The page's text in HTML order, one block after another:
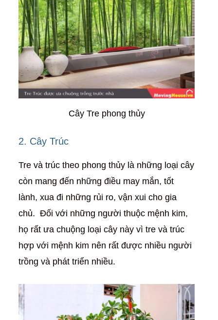
Cây Tre phong thủy
2. Cây Trúc
Tre và trúc theo phong thủy là những loại cây
còn mang đến những điều may mắn, tốt
lành, xua đi những rủi ro, vận xui cho gia
chủ. Đối với những người thuộc mệnh kim,
họ rất ưa chuộng loại cây này vì tre và trúc
hợp với mệnh kim nên rất được nhiều người
trồng và phát triển nhiều.